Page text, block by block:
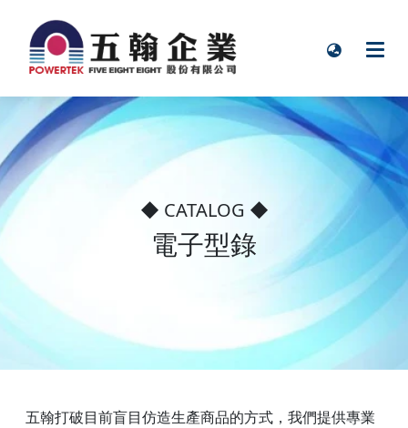
◆ CATALOG ◆
電子型錄
五翰打破目前盲目仿造生產商品的方式，我們提供專業